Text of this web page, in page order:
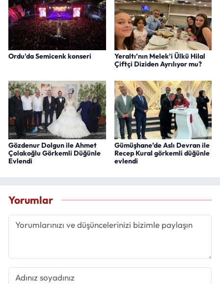
Ordu'da Semicenk konseri
Yeraltı’nın Melek’i Ülkü Hilal
Çiftçi Diziden Ayrılıyor mu?
Gözdenur Dolgun ile Ahmet
Çolakoğlu Görkemli Düğünle
Evlendi
Gümüşhane’de Aslı Devran ile
Recep Kural görkemli düğünle
evlendi
Yorumlar